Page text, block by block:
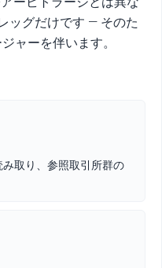
ッグだけです — そのた
ャーを伴います。
取り、参照取引所群の